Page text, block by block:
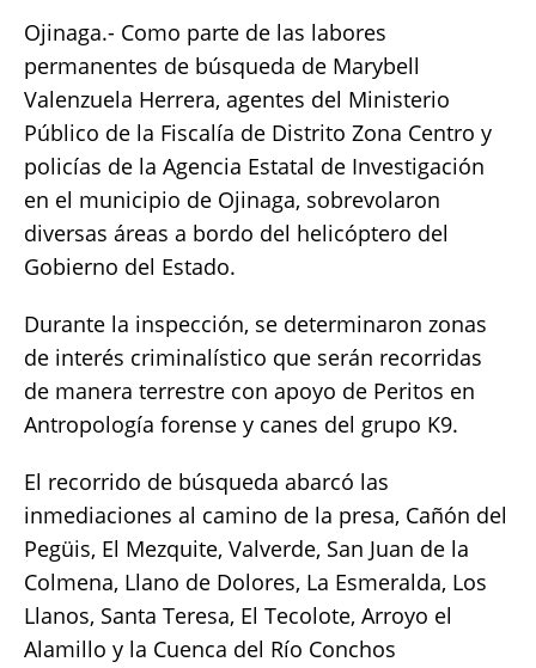
k
Ojinaga.- Como parte de las labores
permanentes de búsqueda de Marybell
Valenzuela Herrera, agentes del Ministerio
Público de la Fiscalía de Distrito Zona Centro y
policías de la Agencia Estatal de Investigación
en el municipio de Ojinaga, sobrevolaron
diversas áreas a bordo del helicóptero del
Gobierno del Estado.
Durante la inspección, se determinaron zonas
de interés criminalístico que serán recorridas
de manera terrestre con apoyo de Peritos en
Antropología forense y canes del grupo K9.
El recorrido de búsqueda abarcó las
inmediaciones al camino de la presa, Cañón del
Pegüis, El Mezquite, Valverde, San Juan de la
Colmena, Llano de Dolores, La Esmeralda, Los
Llanos, Santa Teresa, El Tecolote, Arroyo el
Alamillo y la Cuenca del Río Conchos